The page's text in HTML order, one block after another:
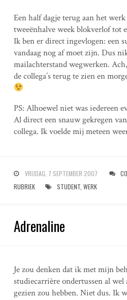
Een half dagje terug aan het
tweeënhalve week blokverlof tot
Ik ben er direct ingevlogen: een
vandaag nog af moet zijn. Dus
mailachterstand wegwerken.
de collega’s terug te zien en
PS: Alhoewel niet was iedereen
Al direct een snauw gekregen
collega. Ik voelde mij meteen
VRIJDAG, 7 SEPTEMBER 2007
RUBRIEK
STUDENT, WERK
Adrenaline
Je zou denken dat ik met mijn
studiecarrière ondertussen al wel
gezien zou hebben. Niet dus. Ik